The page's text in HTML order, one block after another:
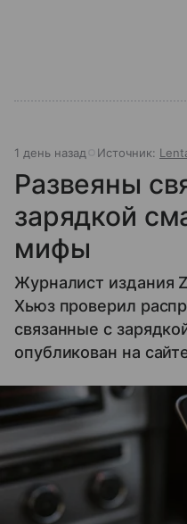
1 день назад Источник:
Развеяны
зарядкой
мифы
Журналист издания
Хьюз проверил
связанные с
опубликован на